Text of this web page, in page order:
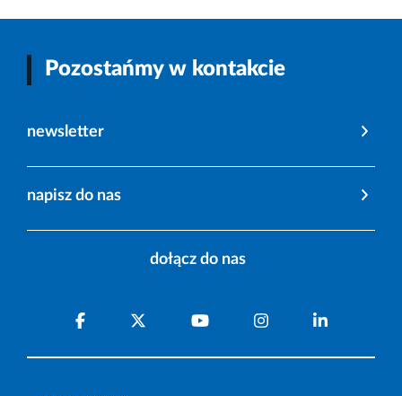
Pozostańmy w kontakcie
newsletter
napisz do nas
dołącz do nas